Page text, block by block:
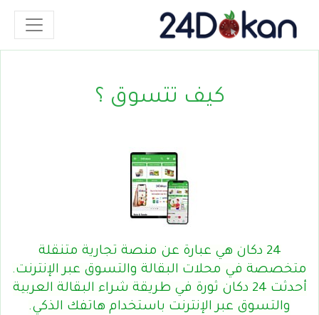
كيف تتسوق ؟
24 دكان هي عبارة عن منصة تجارية متنقلة
متخصصة في محلات البقالة والتسوق عبر الإنترنت.
أحدثت 24 دكان ثورة في طريقة شراء البقالة العربية
والتسوق عبر الإنترنت باستخدام هاتفك الذكي.